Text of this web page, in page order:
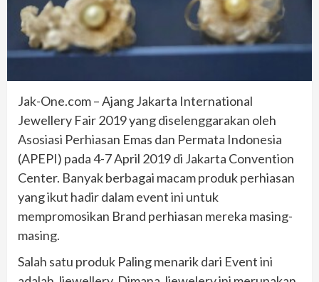
Jak-One.com – Ajang Jakarta International
Jewellery Fair 2019 yang diselenggarakan oleh
Asosiasi Perhiasan Emas dan Permata Indonesia
(APEPI) pada 4-7 April 2019 di Jakarta Convention
Center. Banyak berbagai macam produk perhiasan
yang ikut hadir dalam event ini untuk
mempromosikan Brand perhiasan mereka masing-
masing.
Salah satu produk Paling menarik dari Event ini